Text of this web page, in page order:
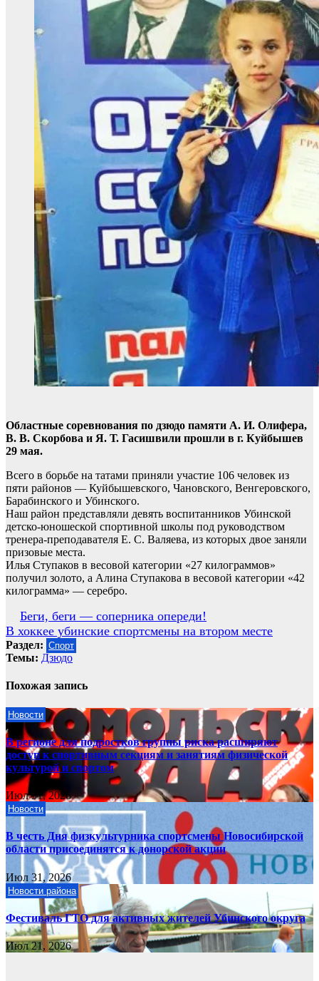
Областные соревнования по дзюдо памяти А. И. Олифера,
В. В. Скорбова и Я. Т. Гасишвили прошли в г. Куйбышев
29 мая.
Всего в борьбе на татами приняли участие 106 человек из
пяти районов — Куйбышевского, Чановского, Венгеровского,
Барабинского и Убинского.
Наш район представляли девять воспитанников Убинской
детско-юношеской спортивной школы под руководством
тренера-преподавателя Е. С. Валяева, из которых двое заняли
призовые места.
Илья Ступаков в весовой категории «27 килограммов»
получил золото, а Алина Ступакова в весовой категории «42
килограмма» — серебро.
Навигация
по
записям
Беги, беги — соперника опереди!
В хоккее убинские спортсмены на втором месте
Раздел: Спорт
Темы: Дзюдо
Похожая запись
Новости
В регионе для подростков группы риска расширяют
доступ к спортивным секциям и занятиям физической
культурой и спортом
Июл 31, 2026
Новости
В честь Дня физкультурника спортсмены Новосибирской
области присоединятся к донорской акции
Июл 31, 2026
Новости района
Фестиваль ГТО для активных жителей Убинского округа
Июл 21, 2026